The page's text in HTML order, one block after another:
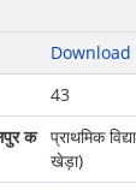
Download
43
प्राथमिक
खेड़ा)